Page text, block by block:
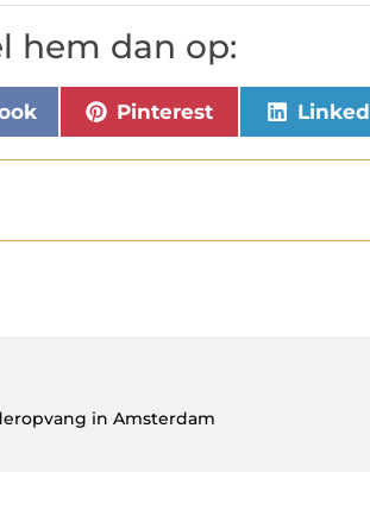
hem dan op:
Pinterest
in Amsterdam